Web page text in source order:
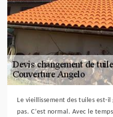
Le vieillissement des tuiles est-
pas. C’est normal. Avec le